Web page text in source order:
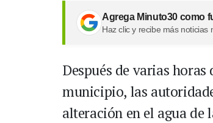
Agrega Minuto30 como
Haz clic y recibe más noticias
Después de varias
municipio, las
alteración en el agua